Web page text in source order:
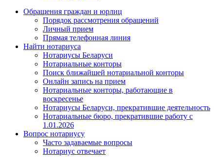
Обращения граждан и юрлиц
Порядок рассмотрения обращений
Личный прием
Прямая телефонная линия
Найти нотариуса
Нотариусы Беларуси
Нотариальные конторы
Поиск ближайшей нотариальной конторы
Онлайн запись на прием
Нотариальные конторы, работающие в
воскресенье
Нотариусы Беларуси, прекратившие деятельность
Нотариальные бюро, прекратившие работу с
1.01.2026
Вопрос нотариусу
Часто задаваемые вопросы
Нотариус отвечает